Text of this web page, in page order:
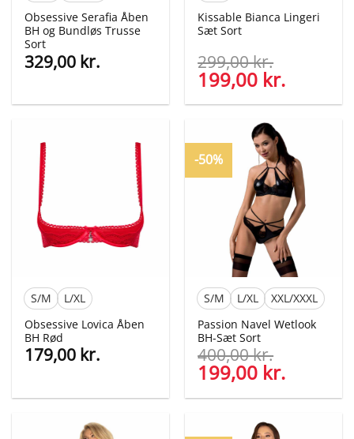
Obsessive Serafia Åben
BH og Bundløs Trusse
Sort
329,00 kr.
Kissable Bianca Lingeri
Sæt Sort
299,00kr.
Den
oprindelige
pris
299,00 kr..
199,00 kr.
aktuelle
pris
199,00
S/M
L/XL
Obsessive Lovica Åben
BH Rød
179,00 kr.
-50%
S/M L/XL
XXL/XXXL
Passion Navel Wetlook
BH-Sæt Sort
400,00kr.
Den
oprindelige
pris
199,00 kr.
pris